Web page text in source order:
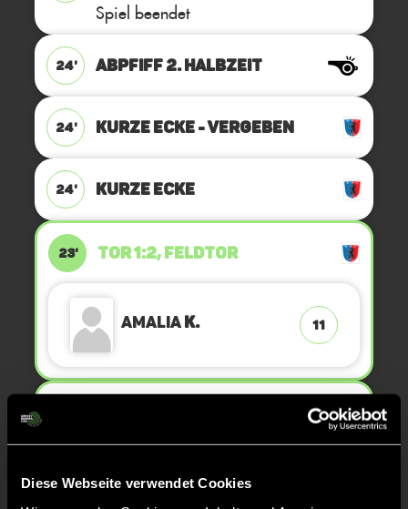
Diese Webseite verwendet Cookies
Spiel beendet
24' ABPFIFF 2. Halbzeit
24' KURZE ECKE - VERGEBEN
24' KURZE ECKE
23' TOR 1:2, FELDTOR
AmaliaK. 11
AntonettaL.